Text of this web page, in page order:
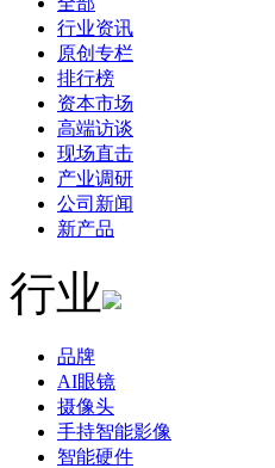
行业资讯
原创专栏
排行榜
资本市场
高端访谈
现场直击
产业调研
公司新闻
新产品
行业
品牌
AI眼镜
摄像头
手持智能影像
智能硬件